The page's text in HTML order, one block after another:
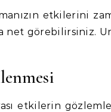
etkilerini
görebilirsiniz.
etkilerin